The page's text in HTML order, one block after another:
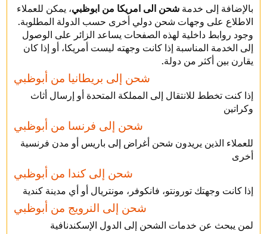
بالإضافة إلى خدمة شحن الى امريكا من ابوظبي، يمكن للعملاء
الاطلاع على وجهات شحن دولي أخرى حسب الدولة المطلوبة.
وجود روابط داخلية لهذه الصفحات يساعد الزائر على الوصول
إلى الخدمة المناسبة إذا كانت وجهته ليست أمريكا، أو إذا كان
يقارن بين أكثر من دولة.
شحن إلى بريطانيا من أبوظبي
إذا كنت تخطط للانتقال إلى المملكة المتحدة أو إرسال أثاث
وكراتين
شحن إلى فرنسا من أبوظبي
للعملاء الذين يريدون شحن أغراض إلى باريس أو مدن فرنسية
أخرى
شحن إلى كندا من أبوظبي
إذا كانت وجهتك تورونتو، فانكوفر، مونتريال أو أي مدينة كندية
شحن إلى النرويج من أبوظبي
لمن يبحث عن خدمات الشحن إلى الدول الإسكندنافية